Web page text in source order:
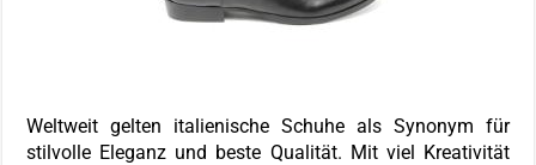
Weltweit gelten italienische Schuhe als Synonym für
stilvolle Eleganz und beste Qualität. Mit viel Kreativität